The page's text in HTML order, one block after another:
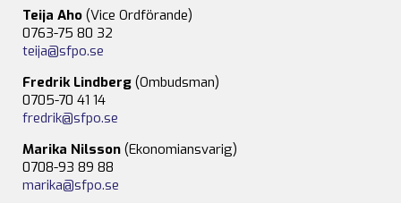
Teija Aho (Vice Ordförande)
0763-75 80 32
teija@sfpo.se
Fredrik Lindberg (Ombudsman)
0705-70 41 14
fredrik@sfpo.se
Marika Nilsson (Ekonomiansvarig)
0708-93 89 88
marika@sfpo.se